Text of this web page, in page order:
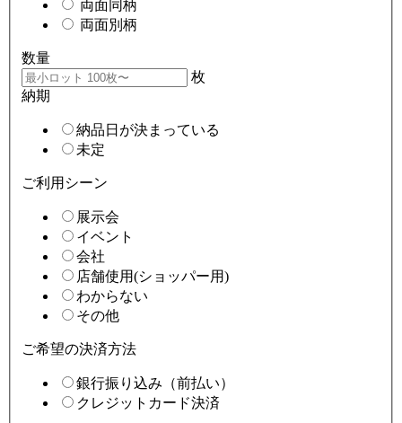
両面同柄
両面別柄
数量
枚
納期
納品日が決まっている
未定
ご利用シーン
展示会
イベント
会社
店舗使用(ショッパー用)
わからない
その他
ご希望の決済方法
銀行振り込み（前払い）
クレジットカード決済